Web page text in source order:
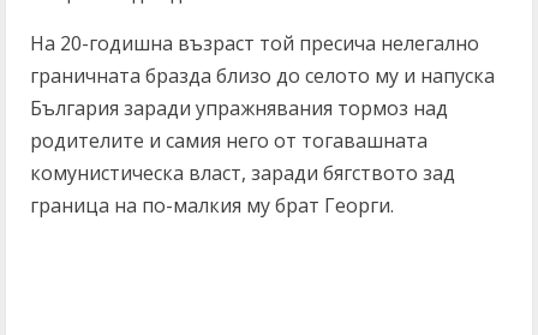
На 20-годишна възраст той пресича нелегално
граничната бразда близо до селото му и напуска
България заради упражнявания тормоз над
родителите и самия него от тогавашната
комунистическа власт, заради бягството зад
граница на по-малкия му брат Георги.